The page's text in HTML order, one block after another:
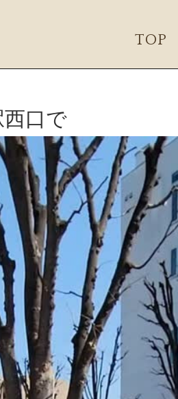
TOP
口で